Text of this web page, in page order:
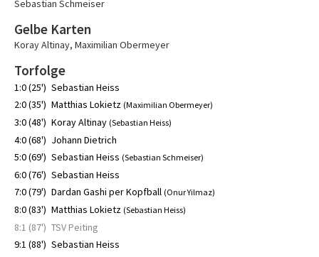
Sebastian Schmeiser
Gelbe Karten
Koray Altinay, Maximilian Obermeyer
Torfolge
1:0 (25') Sebastian Heiss
2:0 (35') Matthias Lokietz (Maximilian Obermeyer)
3:0 (48') Koray Altinay (Sebastian Heiss)
4:0 (68') Johann Dietrich
5:0 (69') Sebastian Heiss (Sebastian Schmeiser)
6:0 (76') Sebastian Heiss
7:0 (79') Dardan Gashi per Kopfball (Onur Yilmaz)
8:0 (83') Matthias Lokietz (Sebastian Heiss)
8:1 (87') TSV Peiting
9:1 (88') Sebastian Heiss